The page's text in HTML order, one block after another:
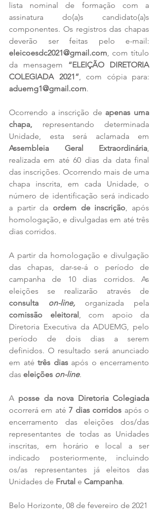
lista nominal de formação com a
assinatura do(a)s candidato(a)s
componentes. Os registros das chapas
eleicoesdc2021@gmail.com, com título
da mensagem “ELEIÇÃO DIRETORIA
COLEGIADA 2021”
aduemg1@gmail.com.
Ocorrendo a inscrição de apenas uma
chapa, representando determinada
Assembleia Geral Extraordinária,
realizada em até 60 dias da data final
das inscrições. Ocorrendo mais de uma
chapa inscrita, em cada Unidade, o
número de identificação será indicado
a partir da ordem de inscrição, após
homologação, e divulgadas em até três
dias corridos.
A partir da homologação e divulgação
das chapas, dar-se-á o período de
campanha de 10 dias corridos. As
consulta on-line,
comissão eleitoral, com apoio da
Diretoria Executiva da ADUEMG, pelo
período de dois dias a serem
definidos. O resultado será anunciado
em até três dias após o encerramento
das eleições on-line.
A posse da nova Diretoria Colegiada
ocorrerá em até 7 dias corridos após o
encerramento das eleições dos/das
representantes de todas as Unidades
inscritas, em horário e local a ser
indicado posteriormente, incluindo
os/as representantes já eleitos das
Unidades de Frutal e Campanha.
Belo Horizonte, 08 de fevereiro de 2021